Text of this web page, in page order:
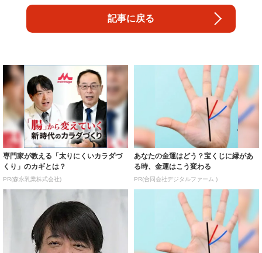
記事に戻る
専門家が教える「太りにくいカラダづ
くり」のカギとは？
PR(森永乳業株式会社)
あなたの金運はどう？宝くじに縁があ
る時、金運はこう変わる
PR(合同会社デジタルファーム )